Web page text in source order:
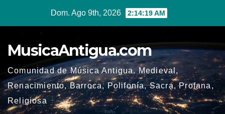
Dom. Ago 9th, 2026 2:14:19 AM
MusicaAntigua.com
Comunidad de Música Antigua. Medieval,
Renacimiento, Barroca, Polifonía, Sacra, Profana,
Religiosa